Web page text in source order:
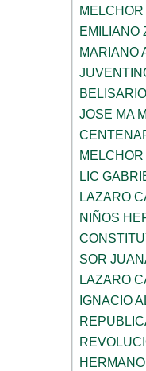
EMILIANO
MARIANO
JOSE MA
LIC
LAZARO
NIÑOS
SOR
LAZARO
IGNACIO